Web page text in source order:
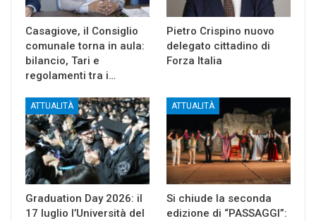
Casagiove, il Consiglio
comunale torna in aula:
bilancio, Tari e
regolamenti tra i…
Pietro Crispino nuovo
delegato cittadino di
Forza Italia
ATTUALITÀ
Graduation Day 2026: il
17 luglio l’Università del
ATTUALITÀ
Si chiude la seconda
edizione di “PASSAGGI”: